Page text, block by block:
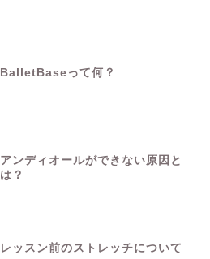
BalletBaseって何？
アンディオールができない原因と
は？
レッスン前のストレッチについて